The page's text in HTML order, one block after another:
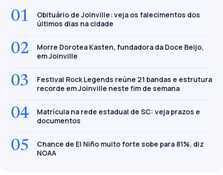
01
Obituário de Joinville: veja os falecimentos dos
últimos dias na cidade
02
Morre Dorotea Kasten, fundadora da Doce Beijo,
em Joinville
03
Festival Rock Legends reúne 21 bandas e estrutura
recorde em Joinville neste fim de semana
04
Matrícula na rede estadual de SC: veja prazos e
documentos
05
Chance de El Niño muito forte sobe para 81%, diz
NOAA